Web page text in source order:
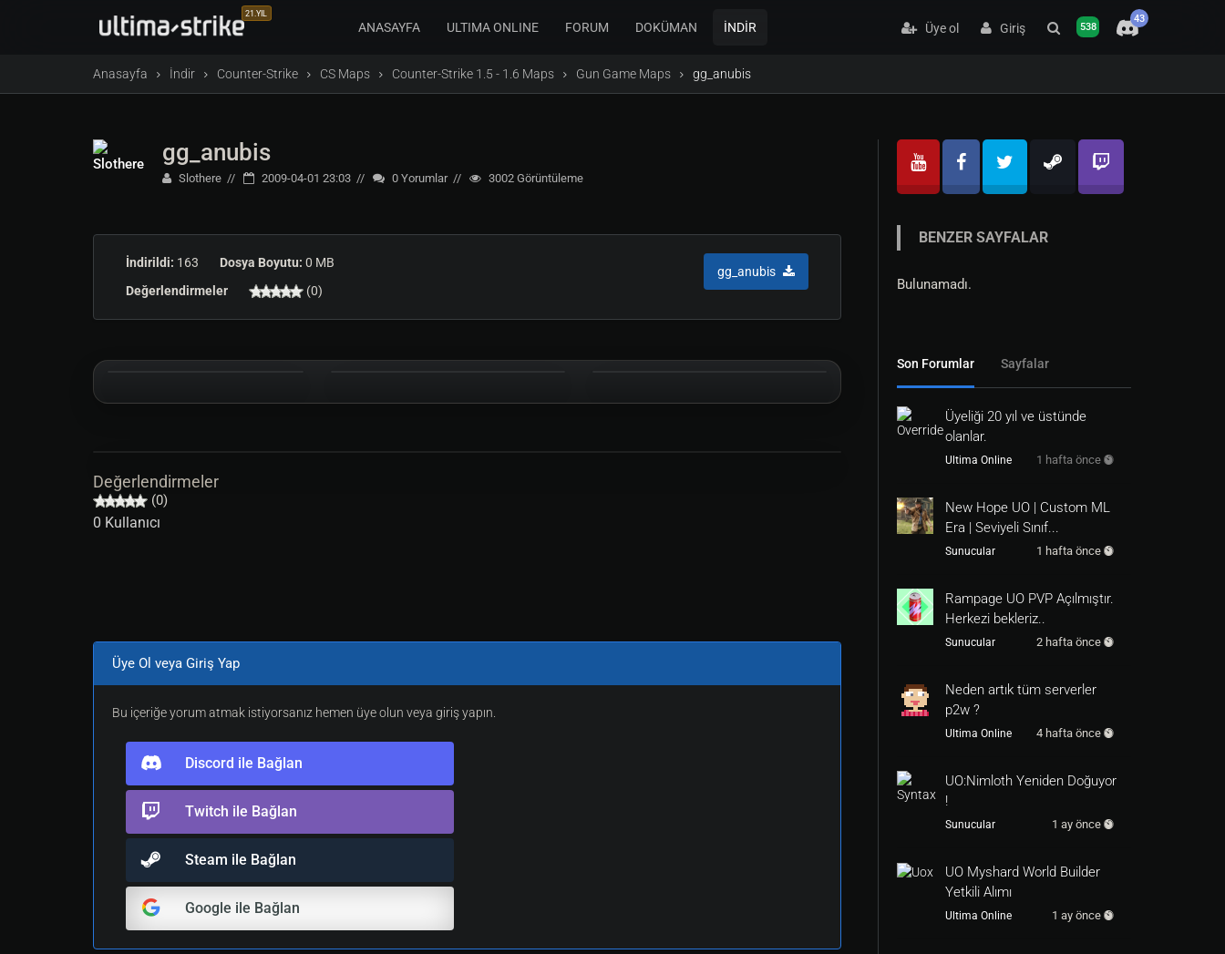
21.YIL
ANASAYFA ULTIMA ONLINE FORUM DOKÜMAN İNDİR Üye ol Giriş 538
43
Anasayfa İndir Counter-Strike CS Maps Counter-Strike 1.5 - 1.6 Maps Gun Game Maps gg_anubis
gg_anubis
Slothere 2009-04-01 23:03 0 Yorumlar 3002 Görüntüleme
İndirildi: 163 Dosya Boyutu: 0 MB
Değerlendirmeler
(0)
gg_anubis
Değerlendirmeler
(0)
0 Kullanıcı
Üye Ol veya Giriş Yap
Bu içeriğe yorum atmak istiyorsanız hemen üye olun veya giriş yapın.
Discord ile Bağlan
Twitch ile Bağlan
Steam ile Bağlan
Google ile Bağlan
BENZER SAYFALAR
Bulunamadı.
Son Forumlar Sayfalar
Üyeliği 20 yıl ve üstünde
olanlar.
Ultima Online 1 hafta önce
New Hope UO | Custom ML
Era | Seviyeli Sınıf...
Sunucular 1 hafta önce
Rampage UO PVP Açılmıştır.
Herkezi bekleriz..
Sunucular 2 hafta önce
Neden artık tüm serverler
p2w ?
Ultima Online 4 hafta önce
UO:Nimloth Yeniden Doğuyor
!
Sunucular 1 ay önce
UO Myshard World Builder
Yetkili Alımı
Ultima Online 1 ay önce